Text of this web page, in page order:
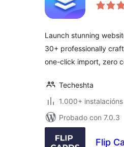
Launch stunning
30+ professionally
one-click import, zero
Techeshta
1.000+
Probado con 7.0.3
Flip